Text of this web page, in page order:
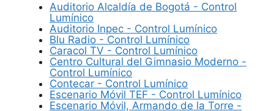
Auditorio Alcaldía de Bogotá - Control
Lumínico
Auditorio Inpec - Control Lumínico
Blu Radio - Control Lumínico
Caracol TV - Control Lumínico
Centro Cultural del Gimnasio Moderno -
Control Lumínico
Contecar - Control Lumínico
Escenario Móvil TEF - Control Lumínico
Escenario Móvil, Armando de la Torre -